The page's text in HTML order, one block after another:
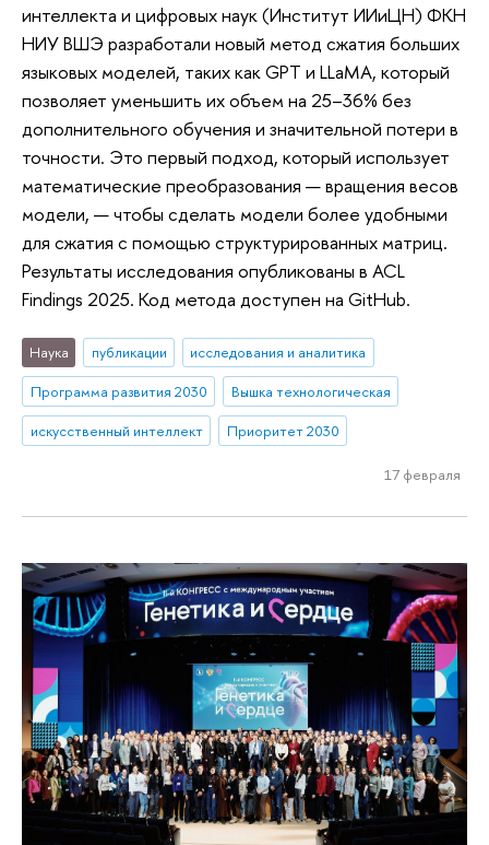
интеллекта и цифровых наук (Институт ИИиЦН) ФКН
НИУ ВШЭ разработали новый метод сжатия больших
языковых моделей, таких как GPT и LLaMA, который
позволяет уменьшить их объем на 25–36% без
дополнительного обучения и значительной потери в
точности. Это первый подход, который использует
математические преобразования — вращения весов
модели, — чтобы сделать модели более удобными
для сжатия с помощью структурированных матриц.
Результаты исследования опубликованы в ACL
Findings 2025. Код метода доступен на GitHub.
Наука публикации
исследования и аналитика
Программа развития 2030
Вышка технологическая
искусственный интеллект
Приоритет 2030
17 февраля